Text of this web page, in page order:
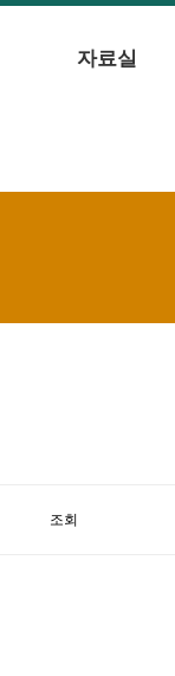
자료실
조회